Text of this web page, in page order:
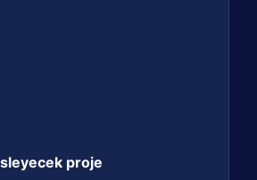
proje